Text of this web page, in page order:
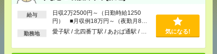
給与
日収2万2500円～（日勤時給1250
円） ■月収例18万円～（夜勤月8回
勤務の場合）
勤務地 愛子駅 / 北四番丁駅 / あおば通駅 / … 気になる!
シェア
おすすめ